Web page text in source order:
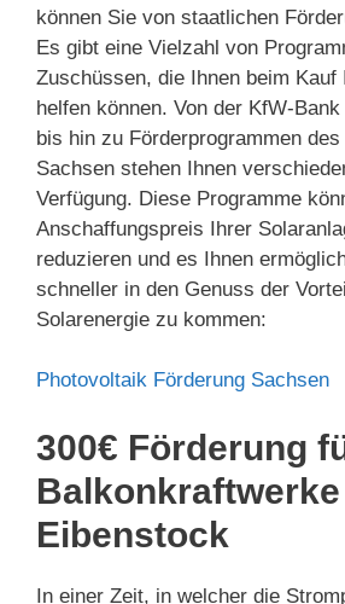
können Sie von staatlichen
Es gibt eine Vielzahl von
Zuschüssen, die Ihnen beim Kauf
helfen können. Von der KfW-
bis hin zu Förderprogrammen
Sachsen stehen Ihnen
Verfügung. Diese Programme
Anschaffungspreis Ihrer
reduzieren und es Ihnen
schneller in den Genuss der
Solarenergie zu kommen:
Photovoltaik Förderung Sachsen
300€ Förderung
Eibenstock
In einer Zeit, in welcher die